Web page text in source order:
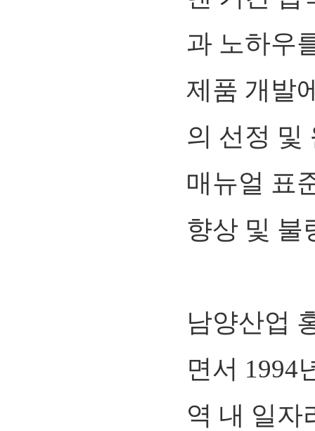
과 노하우
제품 개발
의 선정 및
매뉴얼 표
향상 및 불
남양산업
면서 1994
역 내 일자